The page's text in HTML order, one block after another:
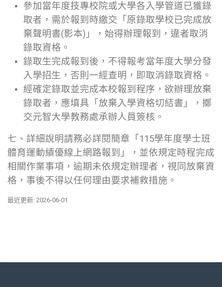
參加當年度技專校院或大學各入學管道已獲錄
取者，需於報到時繳交「原錄取學校已完成放
棄聲明書(影本)」，始得辦理報到，違者取消
錄取資格。
錄取生完成報到後，不得報考當年度大學分發
入學招生，否則一經查明，即取消錄取資格。
經確定錄取並完成本校報到程序，欲辦理放棄
錄取者，應填具「放棄入學資格切結書」，擲
交元智大學教務處承辦人員簽核。
七、詳細說明請務必詳閱簡章「115學年度學士班
體育運動績優線上網路報到」，並依規定時程完成
相關作業事項，逾期未依規定辦理者，視同放棄資
格，事後不得以任何理由要求補救措施。
最近更新: 2026-06-01